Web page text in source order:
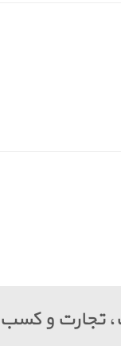
تجارت و کسب